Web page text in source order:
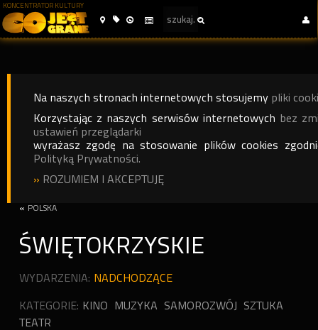
KONCENTRATOR KULTURY
Na naszych stronach internetowych stosujemy pliki
Korzystając z naszych serwisów internetowych bez
ustawień przeglądarki
wyrażasz zgodę na stosowanie plików cookies
Polityką Prywatności.
» ROZUMIEM I AKCEPTUJĘ
« POLSKA
ŚWIĘTOKRZYSKIE
WYDARZENIA: NADCHODZĄCE
KATEGORIE: KINO MUZYKA SAMOROZWÓJ SZTUKA
TEATR